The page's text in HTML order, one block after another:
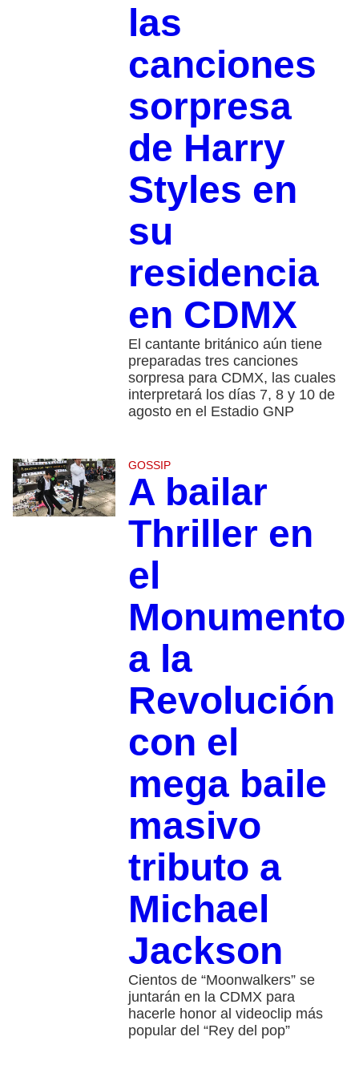
las
canciones
sorpresa
de Harry
Styles en
su
residencia
en CDMX
El cantante británico aún tiene
preparadas tres canciones
sorpresa para CDMX, las cuales
interpretará los días 7, 8 y 10 de
agosto en el Estadio GNP
GOSSIP
A bailar
Thriller en
el
Monumento
a la
Revolución
con el
mega baile
masivo
tributo a
Michael
Jackson
Cientos de “Moonwalkers” se
juntarán en la CDMX para
hacerle honor al videoclip más
popular del “Rey del pop”